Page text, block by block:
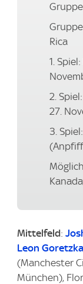
Rica
1.
2.
27.
3.
Mittelfeld:
Leon Goretzka
(Manchester
München),